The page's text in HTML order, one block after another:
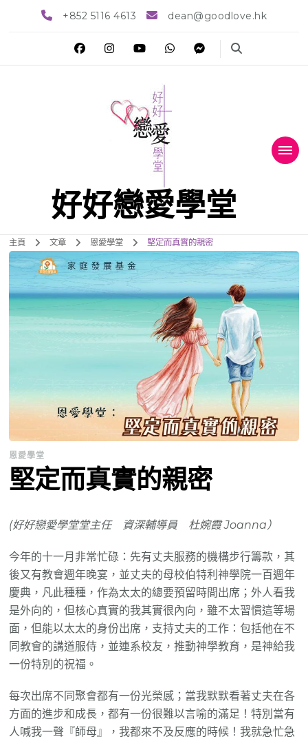
+852 5116 4613 dean@goodlove.hk
好好戀愛學堂
主頁 文章 恩愛學堂 堅定而真實的親密
恩愛學堂
堅定而真實的親密
(好好戀愛學堂堂主任 資深輔導員 杜婉霞 Joanna）
今年的十一月非常忙碌：先有丈夫服務的機構步行籌款，其
後又有教會週年晚宴，並丈夫的母校伯特利神學院一百週年
慶典，凡此種種，作為太太的總要預留時間出席；外人看我
是外向的，但核心真實的我其實很內向，雖不太習慣這等場
面，但能以太太的身份出席，支持丈夫的工作：包括他在不
同教會的講道服侍，並連系校友，推動神學教育，是神給我
一份特別的祝福。
每次出席不同聚會都有一份光榮感；當我默默看著丈夫在各
方面的進步和成長，都有一份很難以言喻的滿足！特別當有
人喊我一聲『師母』，我都來不及反應的時候！我就急忙急